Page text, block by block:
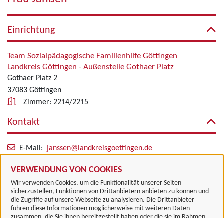
VERWENDUNG VON COOKIES
Wir verwenden Cookies, um die Funktionalität unserer Seiten
sicherzustellen, Funktionen von Drittanbietern anbieten zu können und
die Zugriffe auf unsere Webseite zu analysieren. Die Drittanbieter
führen diese Informationen möglicherweise mit weiteren Daten
Einrichtung
Team Sozialpädagogische Familienhilfe Göttingen
Landkreis Göttingen - Außenstelle Gothaer Platz
Gothaer Platz 2
37083 Göttingen
Zimmer: 2214/2215
Kontakt
E-Mail: janssen@landkreisgoettingen.de
Alle zugeordneten Einrichtungen